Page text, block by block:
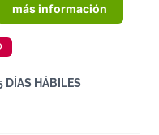
más información
DÍAS HÁBILES